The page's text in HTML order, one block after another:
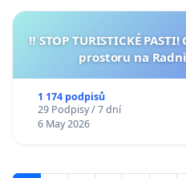
‼️ STOP TURISTICKÉ
prostoru na
1 174 podpisů
29 Podpisy / 7 dní
6 May 2026